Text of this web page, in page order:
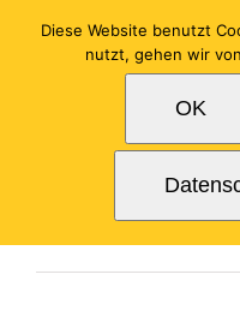
Inhalt
Diese Website benutzt
nutzt, gehen wir
OK